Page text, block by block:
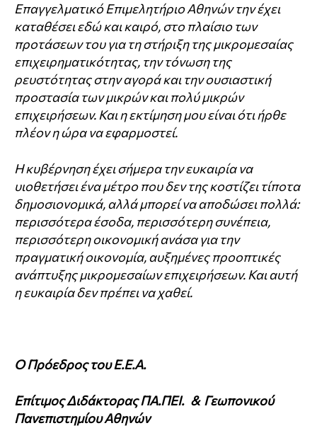
Επαγγελματικό Επιμελητήριο Αθηνών την έχει
καταθέσει εδώ και καιρό, στο πλαίσιο των
προτάσεων του για τη στήριξη της μικρομεσαίας
επιχειρηματικότητας, την τόνωση της
ρευστότητας στην αγορά και την ουσιαστική
προστασία των μικρών και πολύ μικρών
επιχειρήσεων. Και η εκτίμηση μου είναι ότι ήρθε
πλέον η ώρα να εφαρμοστεί.
Η κυβέρνηση έχει σήμερα την ευκαιρία να
υιοθετήσει ένα μέτρο που δεν της κοστίζει τίποτα
δημοσιονομικά, αλλά μπορεί να αποδώσει πολλά:
περισσότερα έσοδα, περισσότερη συνέπεια,
περισσότερη οικονομική ανάσα για την
πραγματική οικονομία, αυξημένες προοπτικές
ανάπτυξης μικρομεσαίων επιχειρήσεων. Και αυτή
η ευκαιρία δεν πρέπει να χαθεί.
Ο Πρόεδρος του Ε.Ε.Α.
Επίτιμος Διδάκτορας ΠΑ.ΠΕΙ. & Γεωπονικού
Πανεπιστημίου Αθηνών